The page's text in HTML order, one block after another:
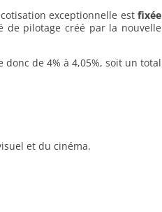
exceptionnelle estfixée
de pilotage créé par la nouvelle
donc de 4% à 4,05%, soit un total
et du cinéma.